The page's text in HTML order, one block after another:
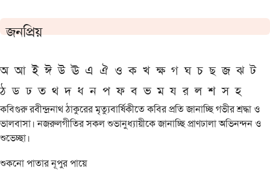
জনপ্রিয়
অ আ ই ঈ উ ঊ এ ঐ ও ক খ ক্ষ গ ঘ চ ছ জ ঝ ট
ঠ ড ঢ ত থ দ ধ ন প ফ ব ভ ম য র ল শ স হ
কবিগুরু রবীন্দ্রনাথ ঠাকুরের মৃত্যুবার্ষিকীতে কবির প্রতি জানাচ্ছি গভীর শ্রদ্ধা ও
ভালবাসা। নজরুলগীতির সকল শুভানুধ্যায়ীকে জানাচ্ছি প্রাণঢালা অভিনন্দন ও
শুভেচ্ছা।
শুকনো পাতার নূপুর পায়ে